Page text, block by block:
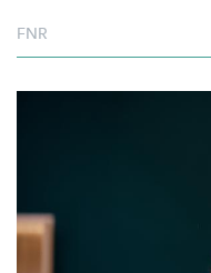
FNR